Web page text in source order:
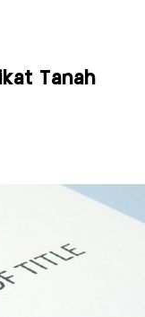
Tanah